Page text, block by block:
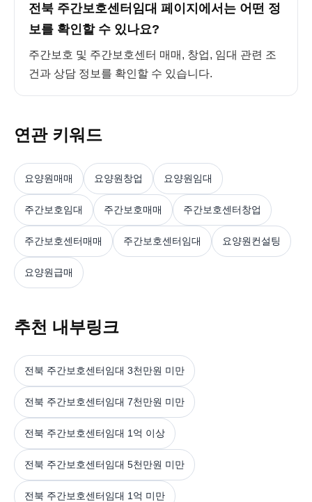
전북 주간보호센터임대 페이지에서는 어떤 정
보를 확인할 수 있나요?
주간보호 및 주간보호센터 매매, 창업, 임대 관련 조
건과 상담 정보를 확인할 수 있습니다.
연관 키워드
요양원매매 요양원창업 요양원임대
주간보호임대 주간보호매매 주간보호센터창업
주간보호센터매매 주간보호센터임대 요양원컨설팅
요양원급매
추천 내부링크
전북 주간보호센터임대 3천만원 미만
전북 주간보호센터임대 7천만원 미만
전북 주간보호센터임대 1억 이상
전북 주간보호센터임대 5천만원 미만
전북 주간보호센터임대 1억 미만